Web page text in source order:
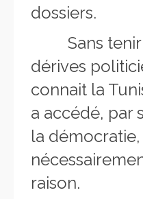
dossiers.
Sans tenir
dérives
connait la
a accédé, par
la
raison.